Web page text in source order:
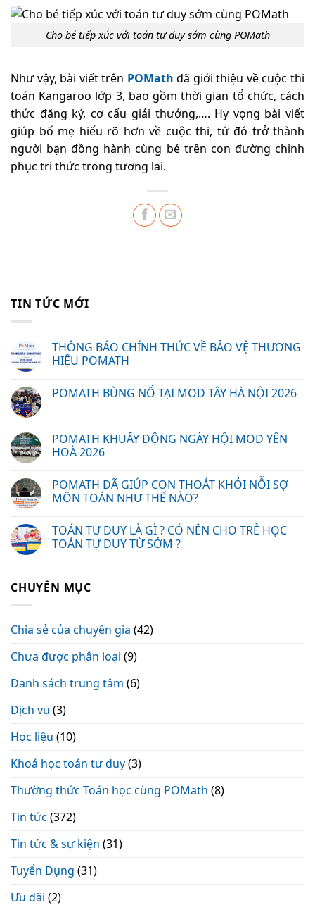
Cho bé tiếp xúc với toán tư duy sớm cùng POMath
Như vậy, bài viết trên POMath đã giới thiệu về cuộc thi
toán Kangaroo lớp 3, bao gồm thời gian tổ chức, cách
thức đăng ký, cơ cấu giải thưởng,…. Hy vọng bài viết
giúp bố mẹ hiểu rõ hơn về cuộc thi, từ đó trở thành
người bạn đồng hành cùng bé trên con đường chinh
phục tri thức trong tương lai.
TIN TỨC MỚI
THÔNG BÁO CHÍNH THỨC VỀ BẢO VỆ THƯƠNG
HIỆU POMATH
POMATH BÙNG NỔ TẠI MOD TÂY HÀ NỘI 2026
POMATH KHUẤY ĐỘNG NGÀY HỘI MOD YÊN
HOÀ 2026
POMATH ĐÃ GIÚP CON THOÁT KHỎI NỖI SỢ
MÔN TOÁN NHƯ THẾ NÀO?
TOÁN TƯ DUY LÀ GÌ ? CÓ NÊN CHO TRẺ HỌC
TOÁN TƯ DUY TỪ SỚM ?
CHUYÊN MỤC
Chia sẻ của chuyên gia (42)
Chưa được phân loại (9)
Danh sách trung tâm (6)
Dịch vụ (3)
Học liệu (10)
Khoá học toán tư duy(3)
Thường thức Toán học cùng POMath (8)
Tin tức (372)
Tin tức & sự kiện (31)
Tuyển Dụng (31)
Ưu đãi (2)